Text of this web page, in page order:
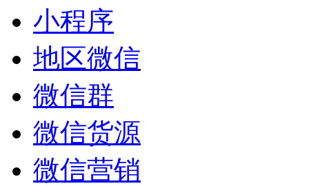
小程序
地区微信
微信群
微信货源
微信营销